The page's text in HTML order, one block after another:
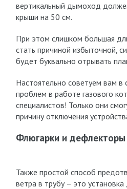
вертикальный дымоход
крыши на 50 см.
При этом слишком большая
стать причиной избыточной,
будет буквально отрывать
Настоятельно советуем вам в
проблем в работе газового
специалистов! Только они
причину отключения
Флюгарки и дефлекторы
Также простой способ
ветра в трубу – это